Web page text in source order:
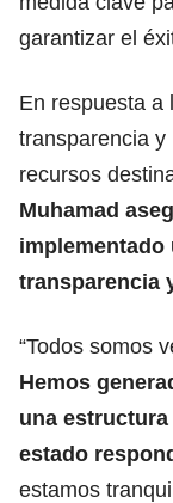
garantizar el
En respuesta a
transparencia
recursos
Muhamad
implementado
transparencia
“Todos somos
Hemos
una
estado
estamos